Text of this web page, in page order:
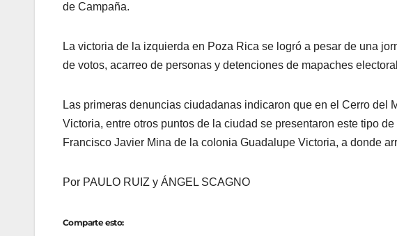
de Campaña.
La victoria de la izquierda en Poza Rica se logró a pesar de una
de votos, acarreo de personas y detenciones de mapaches
Las primeras denuncias ciudadanas indicaron que en el Cerro del
Victoria, entre otros puntos de la ciudad se presentaron este tipo
Francisco Javier Mina de la colonia Guadalupe Victoria, a donde
Por PAULO RUIZ y ÁNGEL SCAGNO
Comparte esto: